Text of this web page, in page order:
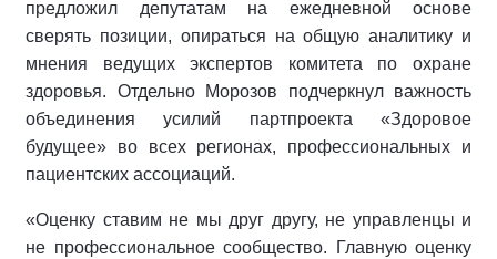
предложил депутатам на ежедневной основе
сверять позиции, опираться на общую аналитику и
мнения ведущих экспертов комитета по охране
здоровья. Отдельно Морозов подчеркнул важность
объединения усилий партпроекта «Здоровое
будущее» во всех регионах, профессиональных и
пациентских ассоциаций.
«Оценку ставим не мы друг другу, не управленцы и
не профессиональное сообщество. Главную оценку